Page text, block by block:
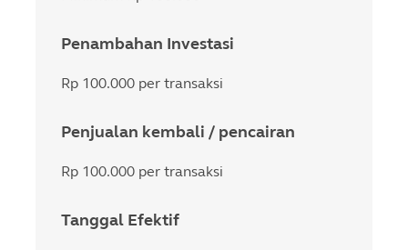
Penambahan Investasi
Rp 100.000 per transaksi
Penjualan kembali / pencairan
Rp 100.000 per transaksi
Tanggal Efektif